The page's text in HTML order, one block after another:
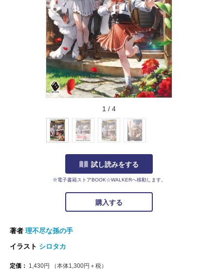
1 / 4
試し読みをする
※電子書籍ストアBOOK☆WALKERへ移動します。
購入する
著者 理不尽な孫の手
イラスト シロタカ
定価： 1,430円 （本体1,300円＋税）